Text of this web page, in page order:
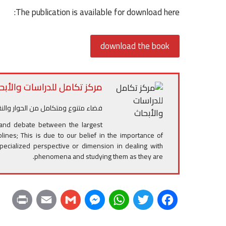
The publication is available for download here:
download the book
مركز تكامل للدراسات
فضاء متنوع ومتكامل من الحوار
debate between the largest
This is due to our belief in the importance of
perspective or dimension in dealing with
phenomena and studying them as they are.
F
T
W
M
G
E